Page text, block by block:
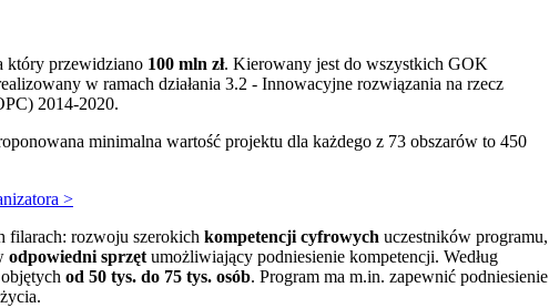
który przewidziano 100 mln zł. Kierowany jest do wszystkich GOK
w ramach działania 3.2 - Innowacyjne rozwiązania na rzecz
2014-2020.
minimalna wartość projektu dla każdego z 73 obszarów to 450
>
filarach: rozwoju szerokich kompetencji cyfrowych uczestników programu,
odpowiedni sprzęt umożliwiający podniesienie kompetencji. Według
od 50 tys. do 75 tys. osób. Program ma m.in. zapewnić podniesienie